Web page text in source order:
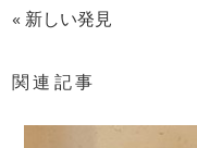
« 新しい発見
関連記事